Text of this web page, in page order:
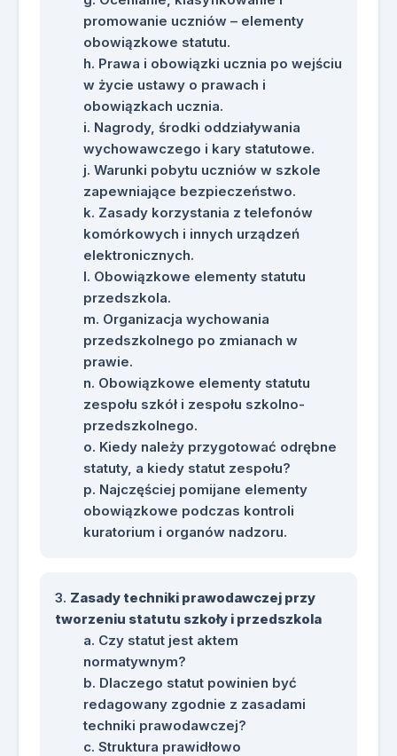
promowanie uczniów – elementy
obowiązkowe statutu.
Prawa i obowiązki ucznia po wejściu
w życie ustawy o prawach i
obowiązkach ucznia.
Nagrody, środki oddziaływania
wychowawczego i kary statutowe.
Warunki pobytu uczniów w szkole
zapewniające bezpieczeństwo.
Zasady korzystania z telefonów
komórkowych i innych urządzeń
elektronicznych.
Obowiązkowe elementy statutu
przedszkola.
Organizacja wychowania
przedszkolnego po zmianach w
prawie.
Obowiązkowe elementy statutu
zespołu szkół i zespołu szkolno-
przedszkolnego.
Kiedy należy przygotować odrębne
statuty, a kiedy statut zespołu?
Najczęściej pomijane elementy
obowiązkowe podczas kontroli
kuratorium i organów nadzoru.
Zasady techniki prawodawczej przy
tworzeniu statutu szkoły i przedszkola
Czy statut jest aktem
normatywnym?
Dlaczego statut powinien być
redagowany zgodnie z zasadami
techniki prawodawczej?
Struktura prawidłowo